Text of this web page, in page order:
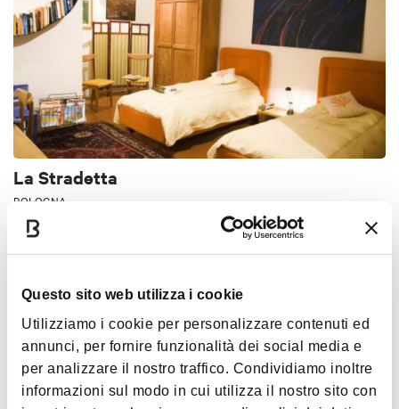
Questo sito web utilizza i cookie
Utilizziamo i cookie per personalizzare contenuti ed
annunci, per fornire funzionalità dei social media e
per analizzare il nostro traffico. Condividiamo inoltre
informazioni sul modo in cui utilizza il nostro sito con
La Stradetta
BOLOGNA